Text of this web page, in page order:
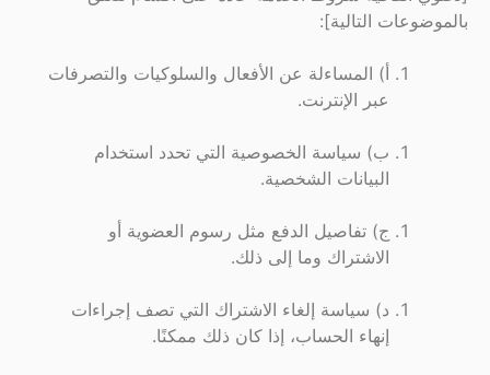
بالموضوعات التالية]:
أ) المساءلة عن الأفعال والسلوكيات والتصرفات
عبر الإنترنت.
ب) سياسة الخصوصية التي تحدد استخدام
البيانات الشخصية.
ج) تفاصيل الدفع مثل رسوم العضوية أو
الاشتراك وما إلى ذلك.
د) سياسة إلغاء الاشتراك التي تصف إجراءات
إنهاء الحساب، إذا كان ذلك ممكنًا.